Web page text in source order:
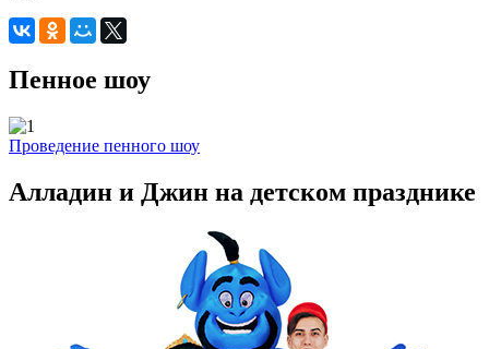
Пенное шоу
Проведение пенного шоу
Алладин и Джин на детском празднике